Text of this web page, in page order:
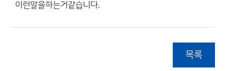
이런말을하는거같습니다.
목록